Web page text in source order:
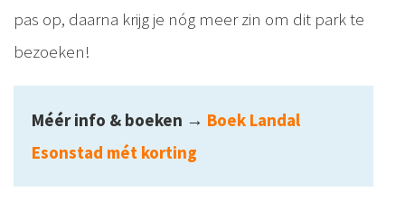
pas op, daarna krijg je nóg meer zin om dit park te
bezoeken!
Méér info & boeken → Boek Landal
Esonstad mét korting